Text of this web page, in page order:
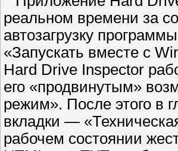
реальном времени за
автозагрузку
«Запускать вместе с
Hard Drive Inspector
его «продвинутым»
режим». После этого в
вкладки —
рабочем состоянии